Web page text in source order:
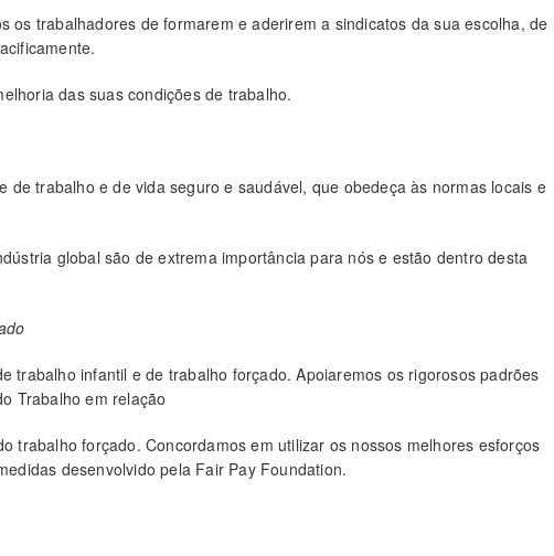
os trabalhadores de formarem e aderirem a sindicatos da sua escolha, de
das suas condições de trabalho.
de trabalho e de vida seguro e saudável, que obedeça às normas locais e
global são de extrema importância para nós e estão dentro desta
trabalho infantil e de trabalho forçado. Apoiaremos os rigorosos padrões
Trabalho em relação
trabalho forçado. Concordamos em utilizar os nossos melhores esforços
desenvolvido pela Fair Pay Foundation.